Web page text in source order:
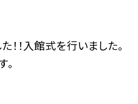
！入館式を行いました。